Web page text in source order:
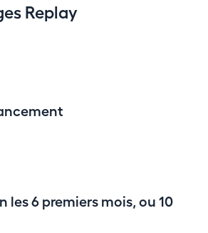
Replay
les 6 premiers mois, ou 10